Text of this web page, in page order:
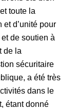
toute la
d’unité pour
de soutien à
de la
sécuritaire
a été très
dans le
étant donné